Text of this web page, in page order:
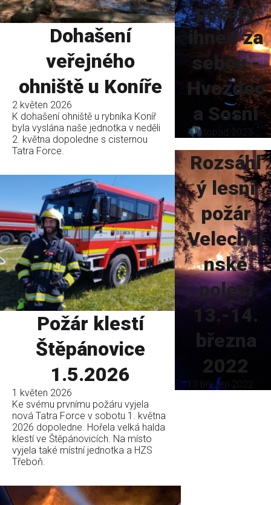
Dohašení
veřejného
ohniště u Koníře
2 květen 2026
K dohašení ohniště u rybníka Koníř
byla vyslána naše jednotka v neděli
2. května dopoledne s cisternou
Tatra Force.
Požár klestí
Štěpánovice
1.5.2026
1 květen 2026
Ke svému prvnímu požáru vyjela
nová Tatra Force v sobotu 1. května
2026 dopoledne. Hořela velká halda
klestí ve Štěpánovicích. Na místo
vyjela také místní jednotka a HZS
Třeboň.
požáry
ihned za
sebou -
Hvozdec
a Sosní
5 listopad 2023
Rozsáhl
ý lesní
požár
Velechví
nské
polesí
13.-14.
března
2022
13 březen 2022